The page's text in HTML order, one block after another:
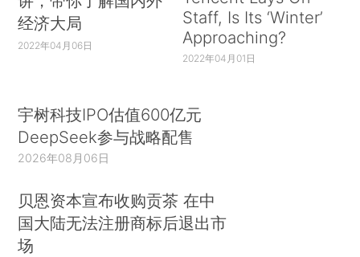
经济大局
2022年04月06日
Staff, Is Its ‘Winter’
Approaching?
2022年04月01日
宇树科技IPO估值600亿元
DeepSeek参与战略配售
2026年08月06日
贝恩资本宣布收购贡茶 在中
国大陆无法注册商标后退出市
场